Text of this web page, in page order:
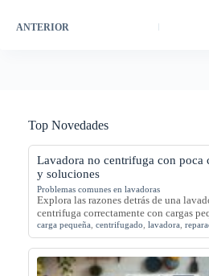
ANTERIOR
Top Novedades
Lavadora no centrifuga con poca
y soluciones
Problemas comunes en lavadoras
Explora las razones detrás de una
centrifuga correctamente con cargas
carga pequeña centrifugado lavadora